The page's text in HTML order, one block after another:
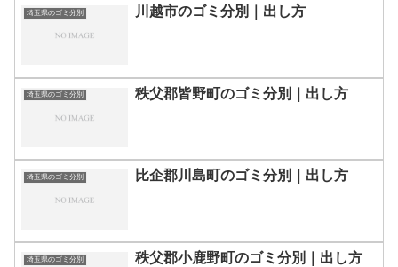
埼玉県のゴミ分別 川越市のゴミ分別｜出し方
埼玉県のゴミ分別 秩父郡皆野町のゴミ分別｜出し方
埼玉県のゴミ分別 比企郡川島町のゴミ分別｜出し方
埼玉県のゴミ分別 秩父郡小鹿野町のゴミ分別｜出し方